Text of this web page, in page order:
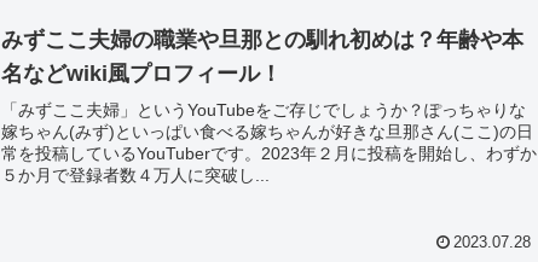
みずここ夫婦の職業や旦那との馴れ初めは？年齢や本
名などwiki風プロフィール！
「みずここ夫婦」というYouTubeをご存じでしょうか？ぽっちゃりな
嫁ちゃん(みず)といっぱい食べる嫁ちゃんが好きな旦那さん(ここ)の日
常を投稿しているYouTuberです。2023年２月に投稿を開始し、わずか
５か月で登録者数４万人に突破し...
2023.07.28